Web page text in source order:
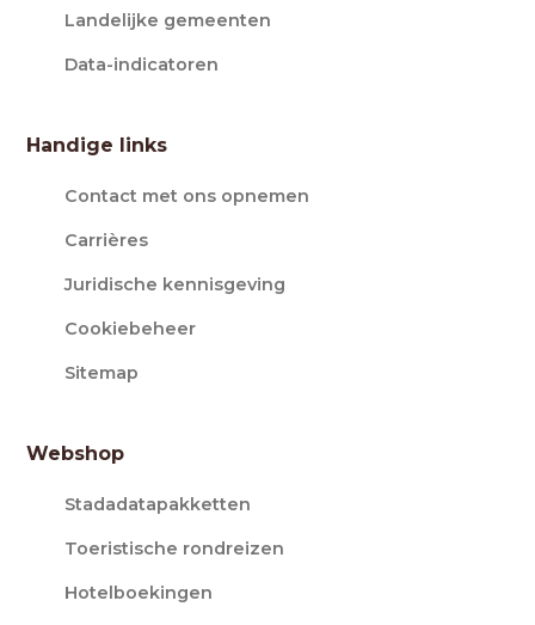
Landelijke gemeenten
Data-indicatoren
Handige links
Contact met ons opnemen
Carrières
Juridische kennisgeving
Cookiebeheer
Sitemap
Webshop
Stadadatapakketten
Toeristische rondreizen
Hotelboekingen